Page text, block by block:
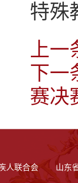
特殊
上
下一
赛决
人联合会 山东